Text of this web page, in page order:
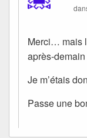
Merci… mais
après-demain
Je m’étais
Passe une